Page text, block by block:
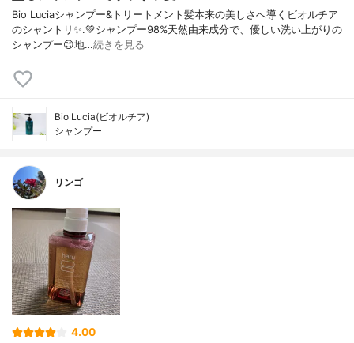
Bio Luciaシャンプー&トリートメント⁡髪本来の美しさへ導くビオルチア
のシャントリ✨⁡.💚シャンプー98%天然由来成分で、優しい洗い上がりの
シャンプー😊地…続きを見る
Bio Lucia(ビオルチア)
シャンプー
リンゴ
4.00